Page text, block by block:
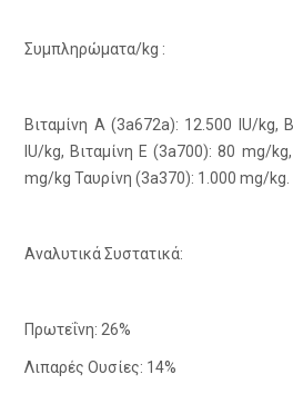
Συμπληρώματα/kg :
Βιταμίνη Α (3a672a): 12.500 IU/kg,
IU/kg, Βιταμίνη Ε (3a700): 80 mg/
mg/kg Ταυρίνη (3a370): 1.000 mg/kg.
Αναλυτικά Συστατικά:
Πρωτεΐνη: 26%
Λιπαρές Ουσίες: 14%